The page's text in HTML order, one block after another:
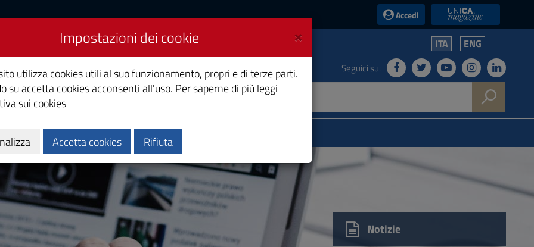
Accedi UniCA News
di Cagliari
ITA ENG
Seguici su:
Ricerca Società e territorio
Notizie
×
Impostazioni dei cookie
utilizza cookies utili al suo funzionamento, propri e di terze parti.
su accetta cookies acconsenti all'uso. Per saperne di più leggi
sui cookies
Accetta cookies Rifiuta